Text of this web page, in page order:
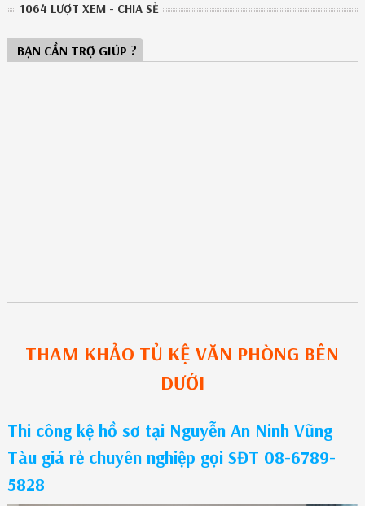
1064 LƯỢT XEM - CHIA SẺ
BẠN CẦN TRỢ GIÚP ?
THAM KHẢO TỦ KỆ VĂN PHÒNG BÊN
DƯỚI
Thi công kệ hồ sơ tại Nguyễn An Ninh Vũng
Tàu giá rẻ chuyên nghiệp gọi SĐT 08-6789-
5828